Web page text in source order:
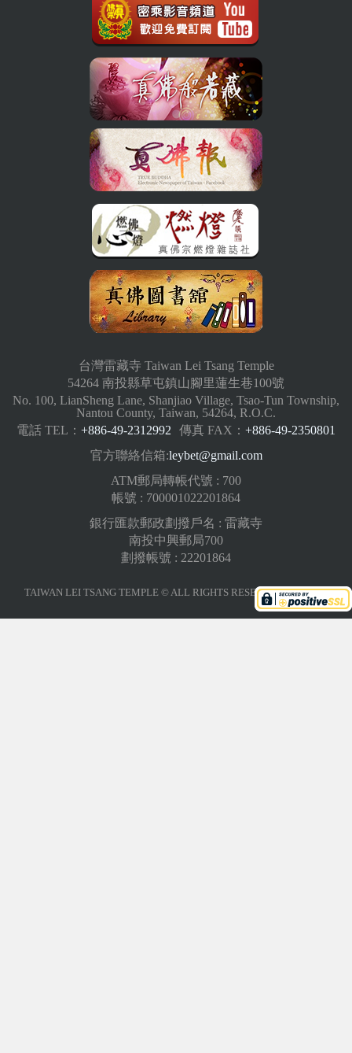
台灣雷藏寺 Taiwan Lei Tsang Temple
54264 南投縣草屯鎮山腳里蓮生巷100號
No. 100, LianSheng Lane, Shanjiao Village, Tsao-Tun Township,
Nantou County, Taiwan, 54264, R.O.C.
電話 TEL： +886-49-2312992 傳真 FAX： +886-49-2350801
官方聯絡信箱:leybet@gmail.com
ATM郵局轉帳代號 : 700
帳號 : 700001022201864
銀行匯款郵政劃撥戶名 : 雷藏寺
南投中興郵局700
劃撥帳號 : 22201864
TAIWAN LEI TSANG TEMPLE © ALL RIGHTS RESERVED.版權聲明